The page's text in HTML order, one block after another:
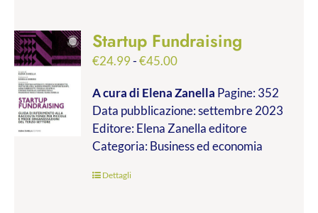
Startup Fundraising
€24.99-€45.00Fascia
prezzo:
da
€24.99
a
A cura di Elena Zanella Pagine: 352
Data pubblicazione: settembre 2023
Editore: Elena Zanella editore
Categoria: Business ed economia
Dettagli